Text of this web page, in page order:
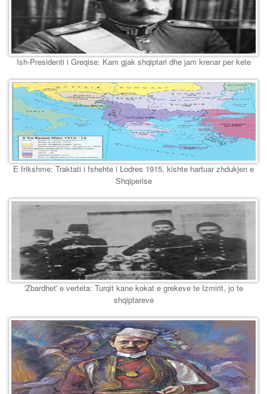
Ish-Presidenti i Greqise: Kam gjak shqiptari dhe jam krenar per kete
E frikshme: Traktati i fshehte i Lodres 1915, kishte hartuar zhdukjen e
Shqiperise
'Zbardhet' e verteta: Turqit kane kokat e grekeve te Izmirit, jo te
shqiptareve